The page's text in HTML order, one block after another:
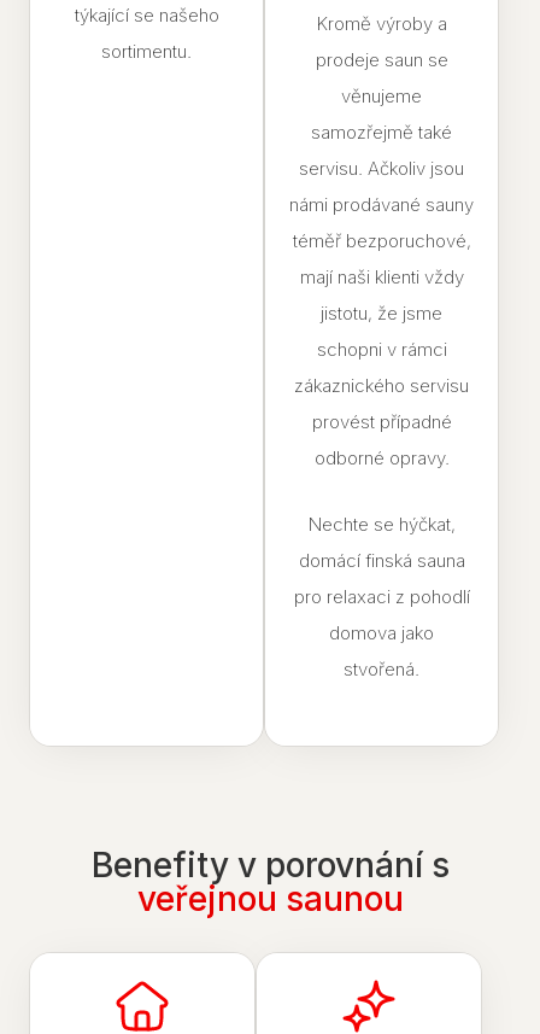
týkající se našeho
sortimentu.
Kromě výroby a
prodeje saun se
věnujeme
samozřejmě také
servisu. Ačkoliv jsou
námi prodávané sauny
téměř bezporuchové,
mají naši klienti vždy
jistotu, že jsme
schopni v rámci
zákaznického servisu
provést případné
odborné opravy.
Nechte se hýčkat,
domácí finská sauna
pro relaxaci z pohodlí
domova jako
stvořená.
Benefity v porovnání s
veřejnou saunou